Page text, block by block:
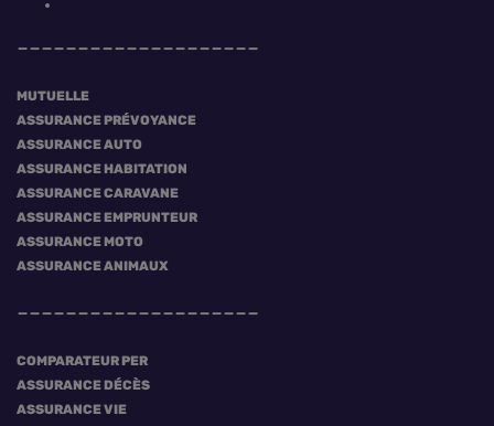
MUTUELLE
ASSURANCE PRÉVOYANCE
ASSURANCE AUTO
ASSURANCE HABITATION
ASSURANCE CARAVANE
ASSURANCE EMPRUNTEUR
ASSURANCE MOTO
ASSURANCE ANIMAUX
COMPARATEUR PER
ASSURANCE DÉCÈS
ASSURANCE VIE